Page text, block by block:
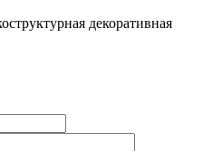
декоративная